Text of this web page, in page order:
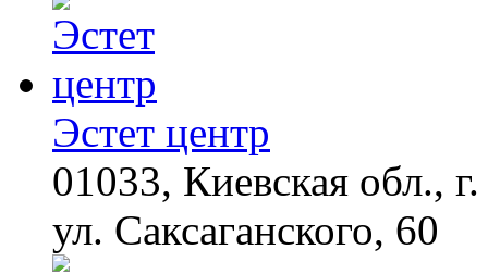
Почему вы не сможете
купленный телевизор
Смолов призвал
российских
футболистов покинуть
страну
Эстет центр
01033, Киевская обл.,
ул. Саксаганского, 60